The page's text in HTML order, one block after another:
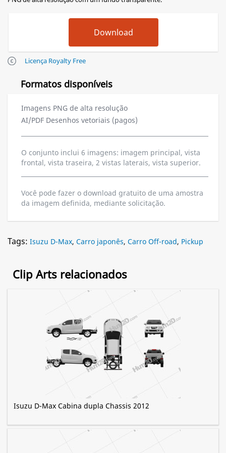
Licença Royalty Free
Formatos disponíveis
Imagens PNG de alta resolução
AI/PDF Desenhos vetoriais (pagos)
O conjunto inclui 6 imagens: imagem principal, vista
frontal, vista traseira, 2 vistas laterais, vista superior.
Você pode fazer o download gratuito de uma amostra
da imagem definida, mediante solicitação.
Tags: Isuzu D-Max, Carro japonês, Carro Off-road, Pickup
Clip Arts relacionados
Isuzu D-Max Cabina dupla Chassis 2012